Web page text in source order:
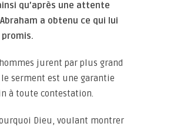
qu’après une attente
a obtenu ce qui lui
jurent par plus grand
le serment est une garantie
à toute contestation.
Dieu, voulant montrer